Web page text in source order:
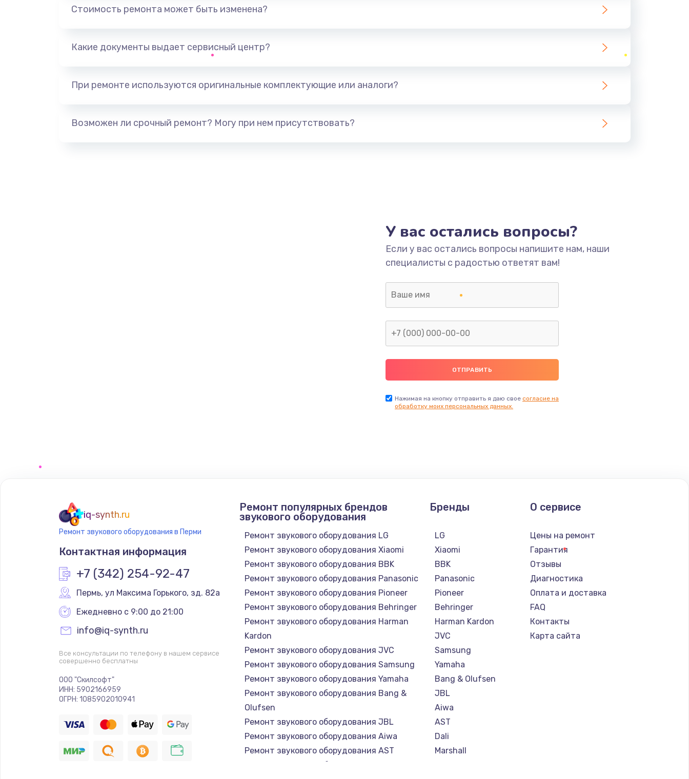
Стоимость ремонта может быть изменена?
Какие документы выдает сервисный центр?
При ремонте используются оригинальные комплектующие или аналоги?
Возможен ли срочный ремонт? Могу при нем присутствовать?
У вас остались вопросы?
Если у вас остались вопросы напишите нам, наши
специалисты с радостью ответят вам!
Нажимая на кнопку отправить я даю свое согласие на
обработку моих персональных данных.
iq-synth.ru
Ремонт звукового оборудования в Перми
Контактная информация
+7 (342) 254-92-47
Пермь, ул Максима Горького, зд. 82а
Ежедневно с 9:00 до 21:00
info@iq-synth.ru
Все консультации по телефону в нашем сервисе
совершенно бесплатны
ООО "Скилсофт"
ИНН: 5902166959
ОГРН: 1085902010941
Ремонт популярных брендов
звукового оборудования
Ремонт звукового оборудования LG
Ремонт звукового оборудования Xiaomi
Ремонт звукового оборудования BBK
Ремонт звукового оборудования Panasonic
Ремонт звукового оборудования Pioneer
Ремонт звукового оборудования Behringer
Ремонт звукового оборудования Harman
Kardon
Ремонт звукового оборудования JVC
Ремонт звукового оборудования Samsung
Ремонт звукового оборудования Yamaha
Ремонт звукового оборудования Bang &
Olufsen
Ремонт звукового оборудования JBL
Ремонт звукового оборудования Aiwa
Ремонт звукового оборудования AST
Ремонт звукового оборудования Dali
Бренды
LG
Xiaomi
BBK
Panasonic
Pioneer
Behringer
Harman Kardon
JVC
Samsung
Yamaha
Bang & Olufsen
JBL
Aiwa
AST
Dali
Marshall
О сервисе
Цены на ремонт
Гарантия
Отзывы
Диагностика
Оплата и доставка
FAQ
Контакты
Карта сайта